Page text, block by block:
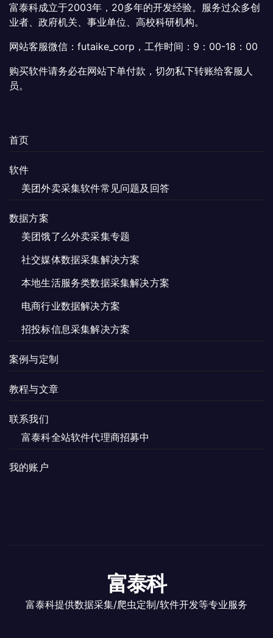
富泰科成立于2003年，20多年的开发经验。服务过众多创
业者、政府机关、事业单位、高校科研机构。
网站客服微信：futaike_corp，工作时间：9：00-18：00
购买软件请务必在网站下单付款，切勿私下转账给客服人
员。
首页
软件
美团外卖采集软件常见问题及回答
数据方案
美团饿了么外卖采集专题
社交媒体数据采集解决方案
本地生活服务类数据采集解决方案
电商行业数据解决方案
招投标信息采集解决方案
案例与定制
教程与文章
联系我们
富泰科全站软件代理商招募中
我的账户
富泰科
富泰科提供数据采集/爬虫定制/软件开发等专业服务